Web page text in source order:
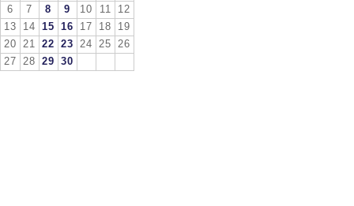
6
7 8 9 10 11
12
13
14 15 16 17 18
19
20
21 22 23 24 25
26
27
28 29 30